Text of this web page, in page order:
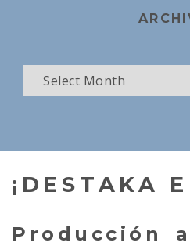
Archivo
¡DESTAKA
Producción